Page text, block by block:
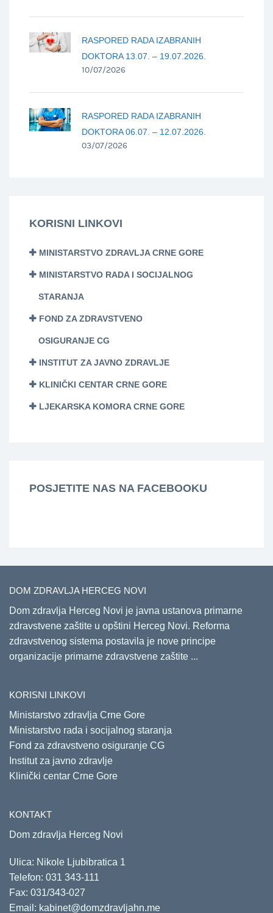
RASPORED RADA IZABRANIH
DOKTORA 13.07. – 19.07.2026.
10/07/2026
RASPORED RADA IZABRANIH
DOKTORA 06.07. – 12.07.2026.
03/07/2026
KORISNI LINKOVI
MINISTARSTVO ZDRAVLJA CRNE GORE
MINISTARSTVO RADA I SOCIJALNOG
STARANJA
FOND ZA ZDRAVSTVENO
OSIGURANJE CG
INSTITUT ZA JAVNO ZDRAVLJE
KLINIČKI CENTAR CRNE GORE
LJEKARSKA KOMORA CRNE GORE
POSJETITE NAS NA FACEBOOKU
DOM ZDRAVLJA HERCEG NOVI
Dom zdravlja Herceg Novi je javna ustanova primarne
zdravstvene zaštite u opštini Herceg Novi. Reforma
zdravstvenog sistema postavila je nove principe
organizacije primarne zdravstvene zaštite ...
KORISNI LINKOVI
Ministarstvo zdravlja Crne Gore
Ministarstvo rada i socijalnog staranja
Fond za zdravstveno osiguranje CG
Institut za javno zdravlje
Klinički centar Crne Gore
KONTAKT
Dom zdravlja Herceg Novi
Ulica: Nikole Ljubibratica 1
Telefon: 031 343-111
Fax: 031/343-027
Email: kabinet@domzdravljahn.me